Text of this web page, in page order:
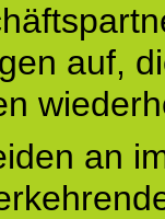
auf,
an